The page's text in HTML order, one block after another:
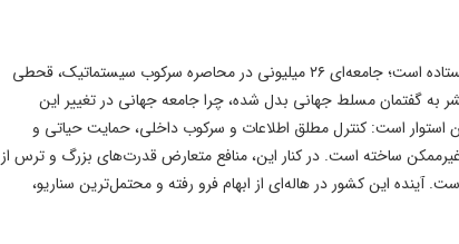
کره شمالی همچون موزه‌ای زنده از قرن بیستم در قلب قرن بیست‌ویکم ایستاده است؛ جامعه‌ای ۲۶ میلیونی در محاصره سرکوب سیستماتیک، قحطی
گفتمان مسلط جهانی بدل شده، چرا جامعه جهانی در تغییر این
است: کنترل مطلق اطلاعات و سرکوب داخلی، حمایت حیاتی و
ساخته است. در کنار این، منافع متعارض قدرت‌های بزرگ و ترس از
آینده این کشور در هاله‌ای از ابهام فرو رفته و محتمل‌ترین سناریو،